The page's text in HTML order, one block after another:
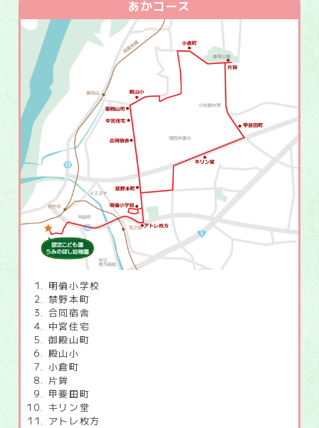
あかコース
明倫小学校
禁野本町
合同宿舎
中宮住宅
御殿山町
殿山小
小倉町
片鉾
甲斐田町
キリン堂
アトレ枚方